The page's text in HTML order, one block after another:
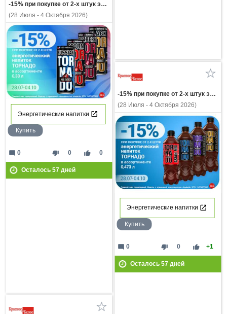
-15% при покупке от 2-х штук энергетический напиток ТОРНАДО в ассортимент 0,33л
(28 Июля - 4 Октября 2026)
Энергетические напитки
Купить
thumb_down 0 thumb_up 0
mode_comment 0
Осталось 57дней
-15% при покупке от 2-х штук энергетический напиток ТОРНАДО в ассортимент 0,473л
(28 Июля - 4 Октября 2026)
Энергетические напитки
Купить
thumb_down 0 thumb_up +1
mode_comment 0
Осталось 57дней